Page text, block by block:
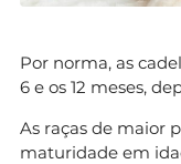
Por norma, as
6 e os 12 meses,
As raças de maior
maturidade em